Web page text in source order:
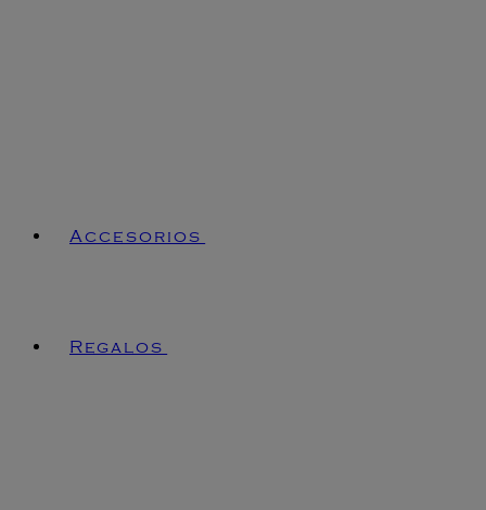
Accesorios
Regalos